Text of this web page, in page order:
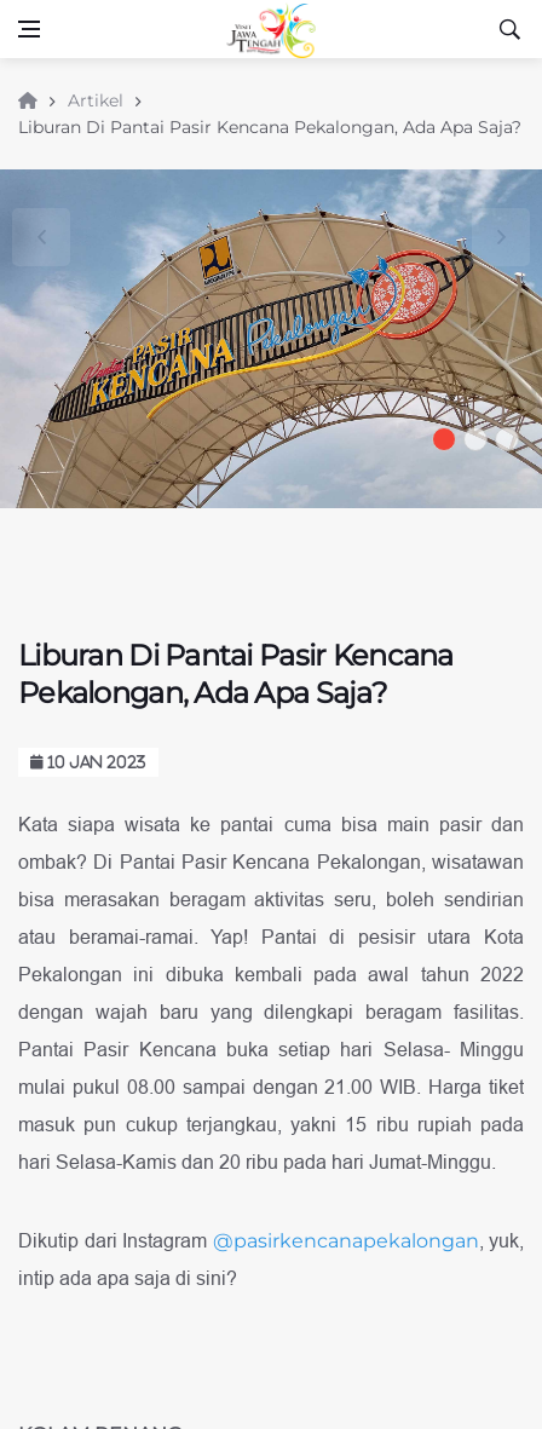
Artikel
Liburan Di Pantai Pasir Kencana Pekalongan, Ada Apa Saja?
Liburan Di Pantai Pasir Kencana
Pekalongan, Ada Apa Saja?
10 JAN 2023
Kata siapa wisata ke pantai cuma bisa main pasir dan
ombak? Di Pantai Pasir Kencana Pekalongan, wisatawan
bisa merasakan beragam aktivitas seru, boleh sendirian
atau beramai-ramai. Yap! Pantai di pesisir utara Kota
Pekalongan ini dibuka kembali pada awal tahun 2022
dengan wajah baru yang dilengkapi beragam fasilitas.
Pantai Pasir Kencana buka setiap hari Selasa- Minggu
mulai pukul 08.00 sampai dengan 21.00 WIB. Harga tiket
masuk pun cukup terjangkau, yakni 15 ribu rupiah pada
hari Selasa-Kamis dan 20 ribu pada hari Jumat-Minggu.
Dikutip dari Instagram @pasirkencanapekalongan , yuk,
intip ada apa saja di sini?